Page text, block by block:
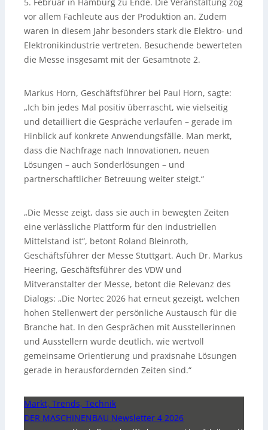
vor allem Fachleute aus der Produktion an. Zudem
waren in diesem Jahr besonders stark die Elektro- und
Elektronikindustrie vertreten. Besuchende bewerteten
die Messe insgesamt mit der Gesamtnote 2.
Markus Horn, Geschäftsführer bei Paul Horn, sagte:
„Ich bin jedes Mal positiv überrascht, wie vielseitig
und detailliert die Gespräche verlaufen – gerade im
Hinblick auf konkrete Anwendungsfälle. Man merkt,
dass die Nachfrage nach Innovationen, neuen
Lösungen – auch Sonderlösungen – und
partnerschaftlicher Betreuung weiter steigt.“
„Die Messe zeigt, dass sie auch in bewegten Zeiten
eine verlässliche Plattform für den industriellen
Mittelstand ist“, betont Roland Bleinroth,
Geschäftsführer der Messe Stuttgart. Auch Dr. Markus
Heering, Geschäftsführer des VDW und
Mitveranstalter der Messe, betont die Relevanz des
Dialogs: „Die Nortec 2026 hat erneut gezeigt, welchen
hohen Stellenwert der persönliche Austausch für die
Branche hat. In den Gesprächen mit Ausstellerinnen
und Ausstellern wurde deutlich, wie wertvoll
gemeinsame Orientierung und praxisnahe Lösungen
gerade in herausfordernden Zeiten sind.“
Markt, Trends, Technik
DER MASCHINENBAU Newsletter 4 2026